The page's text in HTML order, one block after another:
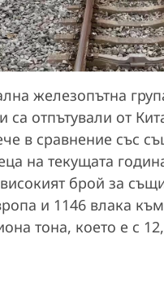
железопътна
отпътували от
в сравнение със
на текущата
брой за
и 1146 влака
тона, което е с